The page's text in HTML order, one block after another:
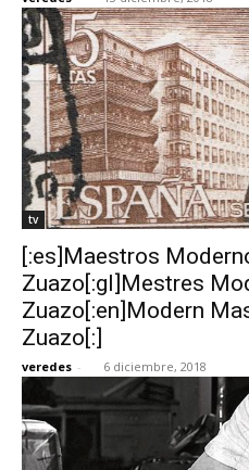
tv
[:es]Maestros
Zuazo[:gl]Mestres
Zuazo[:en]Modern
Zuazo[:]
veredes - 6 diciembre, 2018